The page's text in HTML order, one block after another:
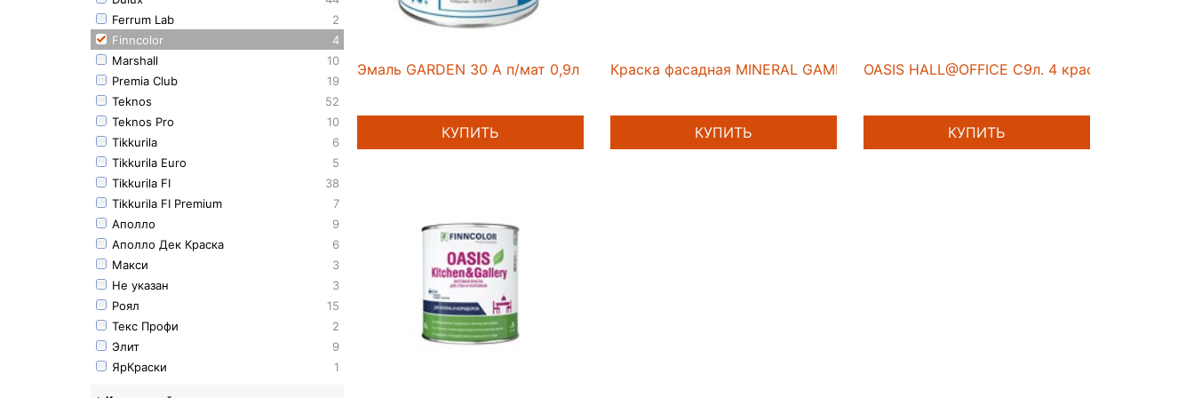
Ferrum Lab
2
Finncolor
4
Marshall
10
Premia Club
19
Teknos
52
Teknos Pro
10
Tikkurila
6
Tikkurila Euro
5
Tikkurila FI
38
Tikkurila FI Premium
7
Аполло
9
Аполло Дек Краска
6
Макси
3
Не указан
3
Роял
15
Текс Профи
2
Элит
9
ЯрКраски
1
Эмаль GARDEN 30 A п/мат 0,9л
КУПИТЬ
Краска фасадная MINERAL GAMMA AP 9л
КУПИТЬ
OASIS HALL@OFFICE C9л. 4 краска для
КУПИТЬ